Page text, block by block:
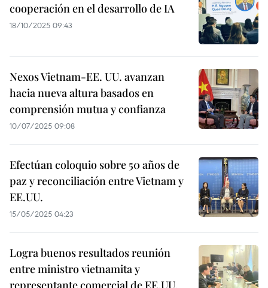
cooperación en el desarrollo de IA
18/10/2025 09:43
Nexos Vietnam-EE. UU. avanzan
hacia nueva altura basados en
comprensión mutua y confianza
10/07/2025 09:08
Efectúan coloquio sobre 50 años de
paz y reconciliación entre Vietnam y
EE.UU.
15/05/2025 04:23
Logra buenos resultados reunión
entre ministro vietnamita y
representante comercial de EE.UU.